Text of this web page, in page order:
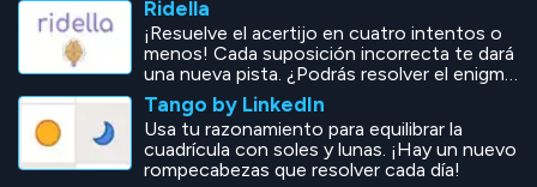
Ridella
¡Resuelve el acertijo en cuatro intentos o
menos! Cada suposición incorrecta te dará
una nueva pista. ¿Podrás resolver el enigma
sin quedarte sin posibilidades?
Tango by LinkedIn
Usa tu razonamiento para equilibrar la
cuadrícula con soles y lunas. ¡Hay un nuevo
rompecabezas que resolver cada día!